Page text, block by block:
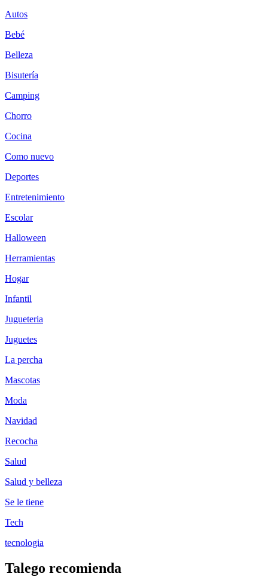
Autos
Bebé
Belleza
Bisutería
Camping
Chorro
Cocina
Como nuevo
Deportes
Entretenimiento
Escolar
Halloween
Herramientas
Hogar
Infantil
Jugueteria
Juguetes
La percha
Mascotas
Moda
Navidad
Recocha
Salud
Salud y belleza
Se le tiene
Tech
tecnologia
Talego recomienda